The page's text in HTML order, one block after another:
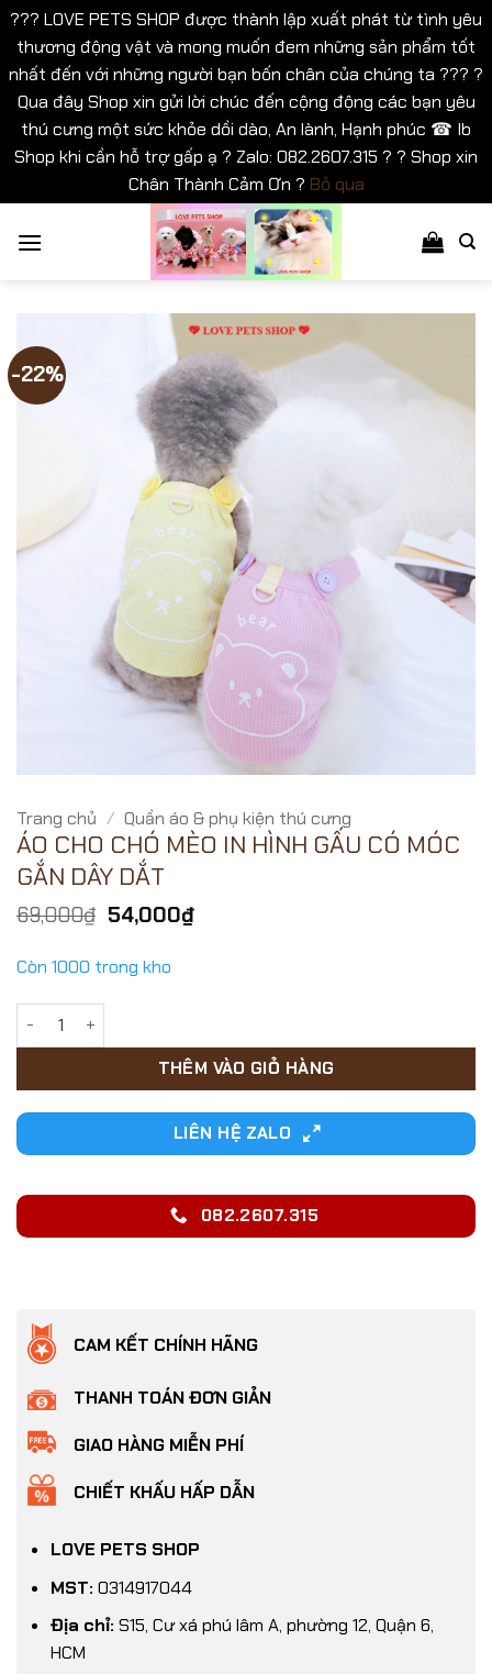
??? LOVE PETS SHOP được thành lập xuất phát từ tình yêu
thương động vật và mong muốn đem những sản phẩm tốt
nhất đến với những người bạn bốn chân của chúng ta ??? ?
Qua đây Shop xin gửi lời chúc đến cộng động các bạn yêu
thú cưng một sức khỏe dồi dào, An lành, Hạnh phúc ☎ Ib
Shop khi cần hỗ trợ gấp ạ ? Zalo: 082.2607.315 ? ? Shop xin
Chân Thành Cảm Ơn ? Bỏ qua
qua
-22%
Trang chủ / Quần áo & phụ kiện thú cưng
ÁO CHO CHÓ MÈO IN HÌNH GẤU CÓ MÓC
GẮN DÂY DẮT
69,000₫ Giá
gốc
69,000₫.
54,000₫Giá
Còn 1000 trong kho
THÊM VÀO GIỎ HÀNG
LIÊN HỆ ZALO
082.2607.315
CAM KẾT CHÍNH HÃNG
THANH TOÁN ĐƠN GIẢN
GIAO HÀNG MIỄN PHÍ
CHIẾT KHẤU HẤP DẪN
LOVE PETS SHOP
MST: 0314917044
Địa chỉ: S15, Cư xá phú lâm A, phường 12, Quận 6,
HCM